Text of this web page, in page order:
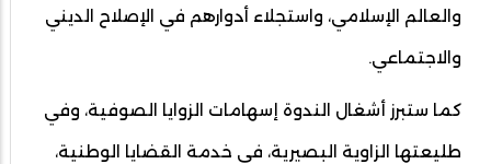
والعالم الإسلامي، واستجلاء أدوارهم في الإصلاح الديني
والاجتماعي.
كما ستبرز أشغال الندوة إسهامات الزوايا الصوفية، وفي
طليعتها الزاوية البصيرية، في خدمة القضايا الوطنية،